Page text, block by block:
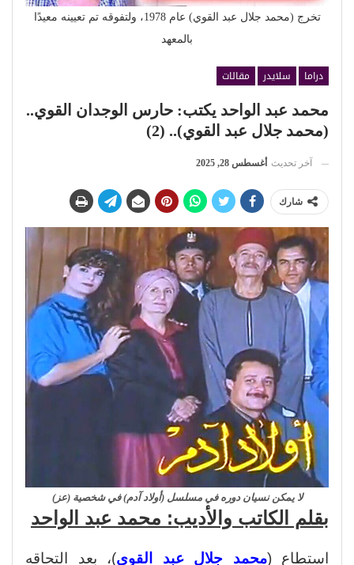
تخرج (محمد جلال عبد القوي) عام 1978، ولتفوقه تم تعيينه معيدًا
بالمعهد
دراما سلايدر
مقالات
محمد عبد الواحد يكتب: حارس الوجدان القوي..
(محمد جلال عبد القوي).. (2)
آخر تحديث أغسطس 28, 2025
شارك
لا يمكن نسيان دوره في مسلسل (أولاد آدم) في شخصية (عز)
بقلم الكاتب والأديب: محمد عبد الواحد
استطاع (محمد جلال عبد القوي)، بعد التحاقه